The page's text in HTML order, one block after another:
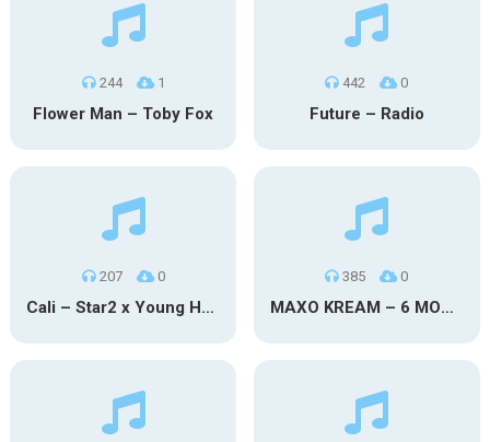
244 1
Flower Man – Toby Fox
442 0
Future – Radio
207 0
Cali – Star2 x Young Henny
385 0
MAXO KREAM – 6 MONTHS CLEAN